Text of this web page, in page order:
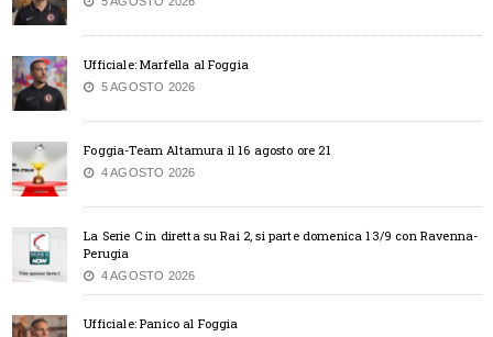
Ufficiale: Marfella al Foggia
5 AGOSTO 2026
Foggia-Team Altamura il 16 agosto ore 21
4 AGOSTO 2026
La Serie C in diretta su Rai 2, si parte domenica 13/9 con Ravenna-
Perugia
4 AGOSTO 2026
Ufficiale: Panico al Foggia